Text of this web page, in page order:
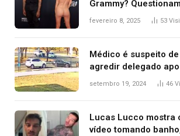
Grammy?
após Bianca Censori,
fevereiro 8, 2025 53
Médico é suspeito
agredir delegado
durante confusão no
setembro 19, 2024 46
Lucas Lucco mostra
vídeo tomando